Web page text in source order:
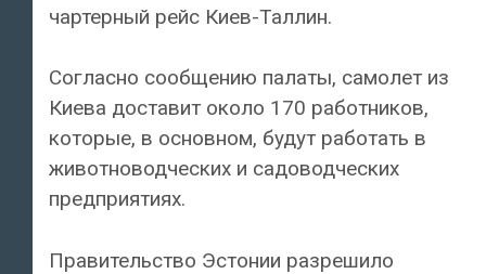
чартерный рейс Киев-Таллин.
Согласно сообщению палаты, самолет из
Киева доставит около 170 работников,
которые, в основном, будут работать в
животноводческих и садоводческих
предприятиях.
Правительство Эстонии разрешило